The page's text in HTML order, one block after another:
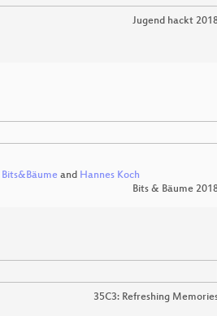
Jugend hackt
Bits&Bäume and Hannes Koch
Bits & Bäume
35C3: Refreshing